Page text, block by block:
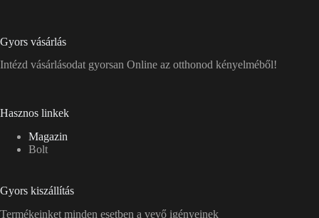
Gyors vásárlás
Intézd vásárlásodat gyorsan Online az otthonod kényelméből!
Hasznos linkek
Magazin
Bolt
Gyors kiszállítás
Termékeinket minden esetben a vevő igényeinek